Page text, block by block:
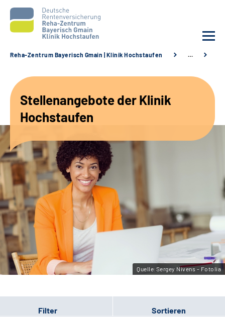
Unsere Angebote
Karriere
Sozialdienste & Zuweisende
Suche
Leichte Sprache
Gebärdensprache
Reha-Zentrum Bayerisch Gmain | Klinik Hochstaufen …
Stellenangebote der Klinik
Hochstaufen
Quelle:Sergey Nivens - Fotolia
Filter Sortieren